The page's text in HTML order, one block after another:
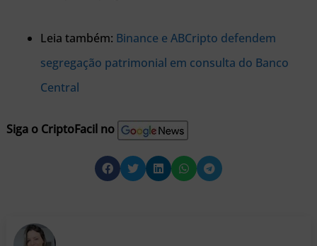
Leia também: Binance e ABCripto defendem
segregação patrimonial em consulta do Banco
Central
Siga o CriptoFacil no